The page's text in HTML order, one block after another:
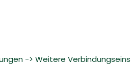
-> Weitere